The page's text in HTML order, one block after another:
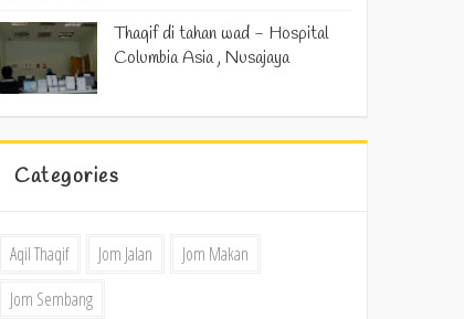
Thaqif di tahan wad - Hospital
Columbia Asia , Nusajaya
Categories
Aqil Thaqif Jom Jalan
Jom Makan
Jom Sembang